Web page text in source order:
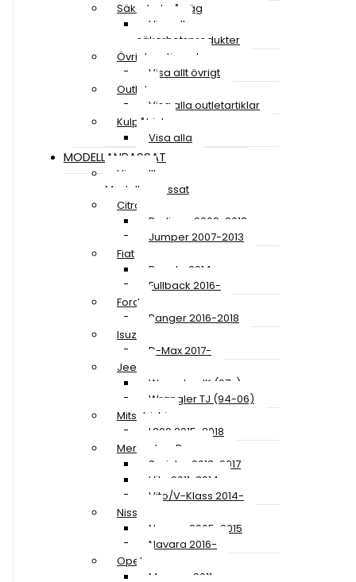
Säkerhet på väg
Visa alla
säkerhetsprodukter
Övrigt sortiment
Visa allt övrigt
Outlet
Visa alla outletartiklar
Kulpåhjul
Visa alla
MODELLANPASSAT
Visa allt
Modellanpassat
Citroen
Berlingo 2008-2018
Jumper 2007-2013
Fiat
Ducato 2014-
Fullback 2016-
Ford
Ranger 2016-2018
Isuzu
D-Max 2017-
Jeep
Wrangler JK (07-)
Wrangler TJ (94-06)
Mitsubishi
L200 2015-2018
Mercedes-Benz
Sprinter 2013-2017
Vito 2011-2014
Vito/V-Klass 2014-
Nissan
Navara 2005-2015
Navara 2016-
Opel
Movano 2011-